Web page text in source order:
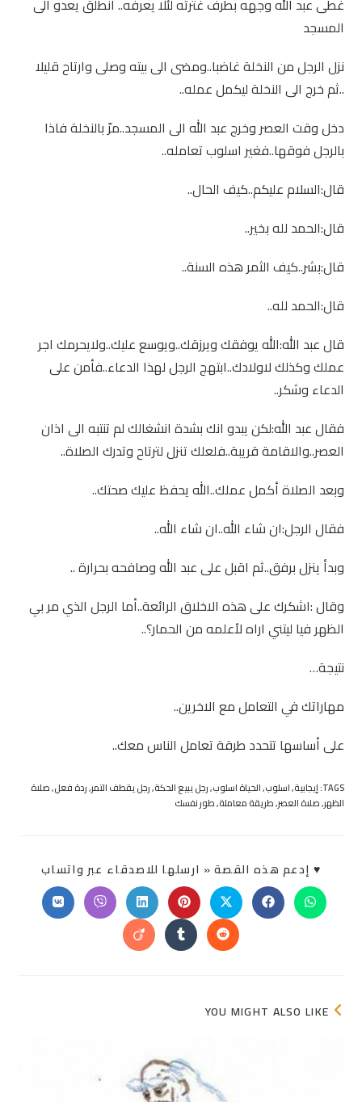
غطى عبد الله وجهه بطرف غترته لئلا يعرفه.. انطلق يعدو الى
المسجد
نزل الرجل من النخلة غاضبا..ومضى الى بيته وصلى وارتاح قليلا
..ثم خرج الى النخلة ليكمل عمله..
دخل وقت العصر وخرج عبد الله الى المسجد..مرّ بالنخلة فاذا
بالرجل فوقها..فغير اسلوب تعامله..
قال:السلام عليكم..كيف الحال..
قال:الحمد لله بخير..
قال:بشر..كيف الثمر هذه السنة..
قال:الحمد لله..
قال عبد الله:الله يوفقك ويرزقك..ويوسع عليك..ولايحرمك اجر
عملك وكذلك لاولادك..ابتهج الرجل لهذا الدعاء..فأمن على
الدعاء وشكر..
فقال عبد الله:لكن يبدو انك بشدة انشغالك لم تنتبه الى اذان
العصر..والاقامة قريبة..فلعلك تنزل لترتاح وتدرك الصلاة..
وبعد الصلاة أكمل عملك..الله يحفظ عليك صحتك..
فقال الرجل:ان شاء الله..ان شاء الله..
وبدأ ينزل برفق..ثم اقبل على عبد الله وصافحه بحرارة ..
وقال :اشكرك على هذه الاخلاق الرائعة..أما الرجل الذي مر بي
الظهر فيا ليتني اراه لأعلمه من الحمار؟..
نتيجة…
مهاراتك في التعامل مع الاخرين..
على أساسها تتحدد طرقة تعامل الناس معك..
TAGS: إيجابية,اسلوب,الحياة اسلوب,رجل يبيع الحكة,رجل يقطف التمر,ردة فعل,صلاة
الظهر,صلاة العصر,طريقة معاملة,طور نفسك
♥ إدعم هذه القصة « ارسلها للاصدقاء عبر واتسابSHARE
Opens
in
Opens
in
window
Opens
in
a
new
window
Opens
in
a
new
window
Opens
in
a
new
window
Opens
in
Opens
in
Opens
in
Opens
in
Opens
in
YOU MIGHT ALSO LIKE